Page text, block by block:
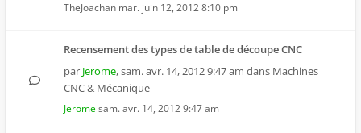
TheJoachan mar. juin 12, 2012 8:10 pm
Recensement des types de table de découpe CNC
par Jerome,sam. avr. 14, 2012 9:47 am dans Machines
CNC & Mécanique
Jeromesam. avr. 14, 2012 9:47 am